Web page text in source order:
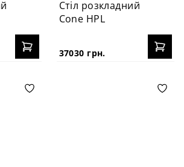
Стіл розкладний
Cone HPL
37030 грн.